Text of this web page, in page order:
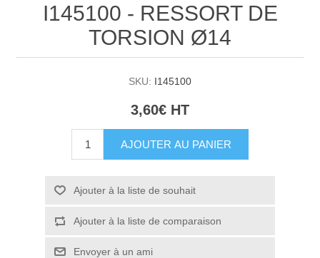
I145100 - RESSORT DE
TORSION Ø14
SKU: I145100
3,60€ HT
AJOUTER AU PANIER
Ajouter à la liste de souhait
Ajouter à la liste de comparaison
Envoyer à un ami